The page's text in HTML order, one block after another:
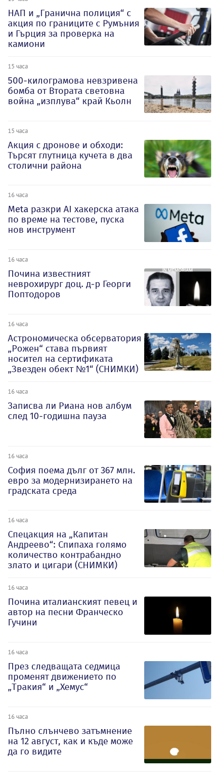
НАП и „Гранична полиция“ с
акция по границите с Румъния
и Гърция за проверка на
камиони
15 часа
500-килограмова невзривена
бомба от Втората световна
война „изплува“ край Кьолн
15 часа
Акция с дронове и обходи:
Търсят глутница кучета в два
столични района
16 часа
Meta разкри AI хакерска атака
по време на тестове, пуска
нов инструмент
16 часа
Почина известният
неврохирург доц. д-р Георги
Поптодоров
16 часа
Астрономическа обсерватория
„Рожен“ става първият
носител на сертификата
„Звезден обект №1“ (СНИМКИ)
16 часа
Записва ли Риана нов албум
след 10-годишна пауза
16 часа
София поема дълг от 367 млн.
евро за модернизирането на
градската среда
16 часа
Спецакция на „Капитан
Андреево“: Спипаха голямо
количество контрабандно
злато и цигари (СНИМКИ)
16 часа
Почина италианският певец и
автор на песни Франческо
Гучини
16 часа
През следващата седмица
променят движението по
„Тракия“ и „Хемус“
16 часа
Пълно слънчево затъмнение
на 12 август, как и къде може
да го видите